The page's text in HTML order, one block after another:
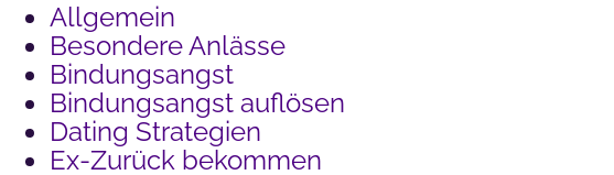
Allgemein
Besondere Anlässe
Bindungsangst
Bindungsangst auflösen
Dating Strategien
Ex-Zurück bekommen